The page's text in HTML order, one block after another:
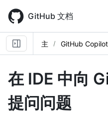
main
content
GitHub 文档
主 GitHub Copilot
在 IDE 中向
提问问题